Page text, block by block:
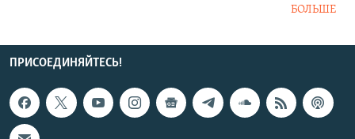
БОЛЬШЕ
ПРИСОЕДИНЯЙТЕСЬ!